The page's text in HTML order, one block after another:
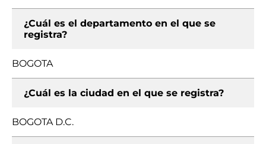
¿Cuál es el departamento en el que se
registra?
BOGOTA
¿Cuál es la ciudad en el que se registra?
BOGOTA D.C.